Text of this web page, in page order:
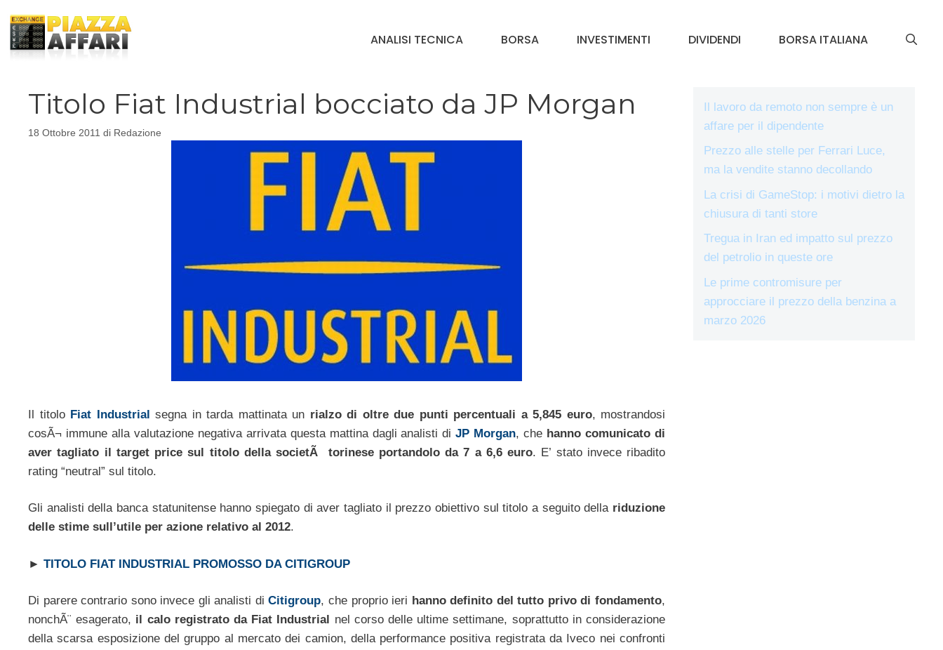
contenuto
ANALISI TECNICA BORSA INVESTIMENTI DIVIDENDI BORSA ITALIANA
Titolo Fiat Industrial bocciato da JP Morgan
18 Ottobre 2011 di Redazione
Il titolo Fiat Industrial segna in tarda mattinata un rialzo di oltre due punti percentuali a 5,845 euro, mostrandosi
cosÃ¬ immune alla valutazione negativa arrivata questa mattina dagli analisti diJP Morgan, che hanno comunicato di
aver tagliato il target price sul titolo della societÃ torinese portandolo da 7 a 6,6 euro. E’ stato invece ribadito
rating “neutral” sul titolo.
Gli analisti della banca statunitense hanno spiegato di aver tagliato il prezzo obiettivo sul titolo a seguito della riduzione
delle stime sull’utile per azione relativo al 2012.
► TITOLO FIAT INDUSTRIAL PROMOSSO DA CITIGROUP
Di parere contrario sono invece gli analisti diCitigroup, che proprio ieri hanno definito del tutto privo di fondamento,
nonchÃ¨ esagerato, il calo registrato da Fiat Industrial nel corso delle ultime settimane, soprattutto in considerazione
della scarsa esposizione del gruppo al mercato dei camion, della performance positiva registrata da Iveco nei confronti
Il lavoro da remoto non sempre è un
affare per il dipendente
Prezzo alle stelle per Ferrari Luce,
ma la vendite stanno decollando
La crisi di GameStop: i motivi dietro la
chiusura di tanti store
Tregua in Iran ed impatto sul prezzo
del petrolio in queste ore
Le prime contromisure per
approcciare il prezzo della benzina a
marzo 2026